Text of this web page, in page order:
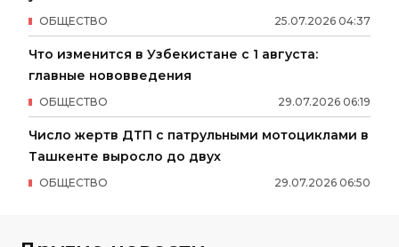
25.07.2026 04:37
ОБЩЕСТВО
Что изменится в Узбекистане с 1 августа:
главные нововведения
29.07.2026 06:19
ОБЩЕСТВО
Число жертв ДТП с патрульными мотоциклами в
Ташкенте выросло до двух
29.07.2026 06:50
ОБЩЕСТВО